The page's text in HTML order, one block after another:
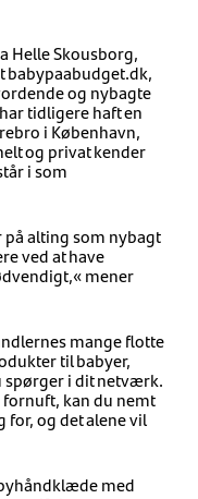
Helle Skousborg,
babypaabudget.dk,
og nybagte
tidligere haft en
i København,
og privat kender
i som
på alting som nybagt
ved at have
mener
mange flotte
til babyer,
spørger i dit netværk.
kan du nemt
for, og det alene vil
med